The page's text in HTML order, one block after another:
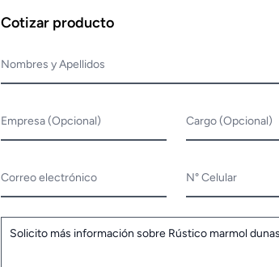
Cotizar producto
Nombres y Apellidos
Empresa (Opcional) Cargo (Opcional)
Correo electrónico N° Celular